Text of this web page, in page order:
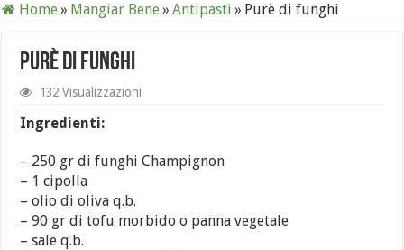
Home» Mangiar Bene» Antipasti » Purè di funghi
Purè di funghi
132 Visualizzazioni
Ingredienti:
– 250 gr di funghi Champignon
– 1 cipolla
– olio di oliva q.b.
– 90 gr di tofu morbido o panna vegetale
– sale q.b.